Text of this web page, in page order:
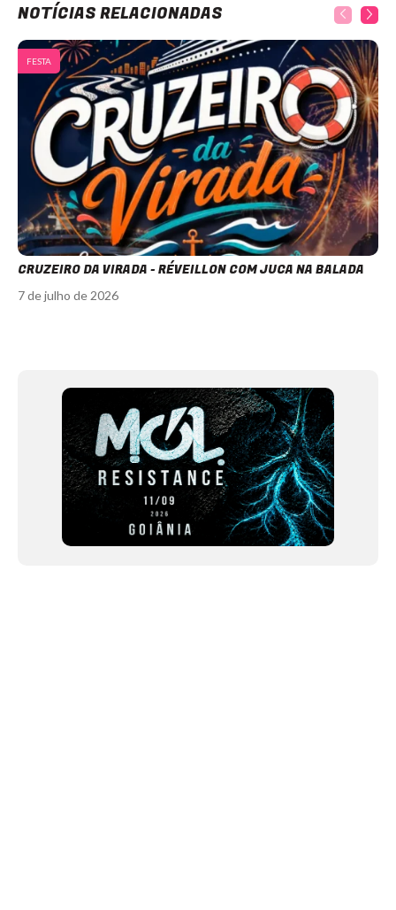
NOTÍCIAS RELACIONADAS
FESTA
CRUZEIRO DA VIRADA - RÉVEILLON COM JUCA NA BALADA
7 de julho de 2026